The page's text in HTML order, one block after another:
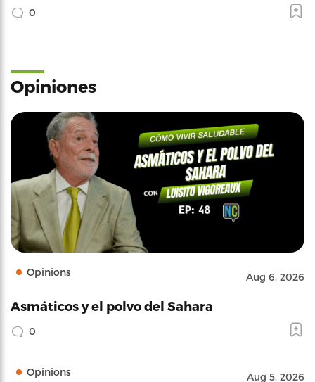
0
Opiniones
Opinions Aug 6, 2026
Asmáticos y el polvo del Sahara
0
Opinions Aug 5, 2026